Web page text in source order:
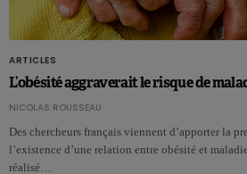
ARTICLES
L’obésité aggraverait le risque de
NICOLAS ROUSSEAU
Des chercheurs français viennent d’apporter la
l’existence d’une relation entre obésité et
réalisé…